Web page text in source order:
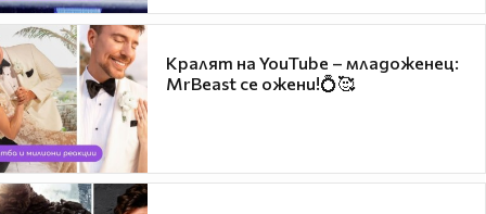
Кралят на YouTube – младоженец:
MrBeast се ожени!💍🥰